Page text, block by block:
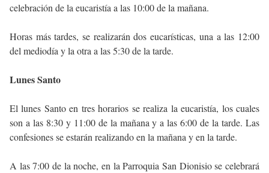
celebración de la eucaristía a las 10:00 de la mañana.
Horas más tardes, se realizarán dos eucarísticas, una a las 12:00
del mediodía y la otra a las 5:30 de la tarde.
Lunes Santo
El lunes Santo en tres horarios se realiza la eucaristía, los cuales
son a las 8:30 y 11:00 de la mañana y a las 6:00 de la tarde. Las
confesiones se estarán realizando en la mañana y en la tarde.
A las 7:00 de la noche, en la Parroquia San Dionisio se celebrará